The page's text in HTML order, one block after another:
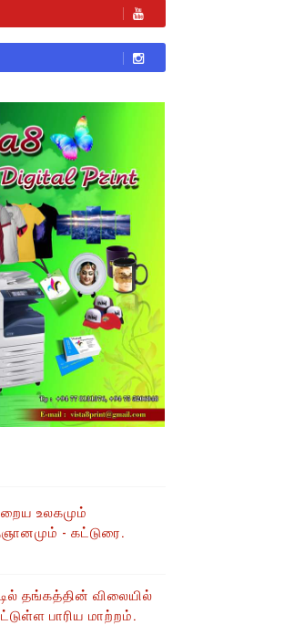
உலகமும்
- கட்டுரை.
தங்கத்தின் விலையில்
பாரிய மாற்றம்.